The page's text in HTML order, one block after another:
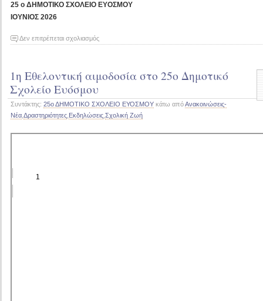
25 ο ΔΗΜΟΤΙΚΟ ΣΧΟΛΕΙΟ ΕΥΟΣΜΟΥ
ΙΟΥΝΙΟΣ 2026
Δεν επιτρέπεται σχολιασμόςστο
Δρόμου,
Ιουνίου
1η Εθελοντική αιμοδοσία στο 25ο Δημοτικό
Σχολείο Ευόσμου
Συντάκτης: 25ο ΔΗΜΟΤΙΚΟ ΣΧΟΛΕΙΟ ΕΥΟΣΜΟΥ κάτω απόΑνακοινώσεις-
Νέα Δραστηριότητες Εκδηλώσεις Σχολική Ζωή